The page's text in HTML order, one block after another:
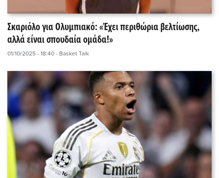
Σκαριόλο για Ολυμπιακό: «Έχει περιθώρια βελτίωσης,
αλλά είναι σπουδαία ομάδα!»
01/10/2025 - 18:40 - Basket Talk